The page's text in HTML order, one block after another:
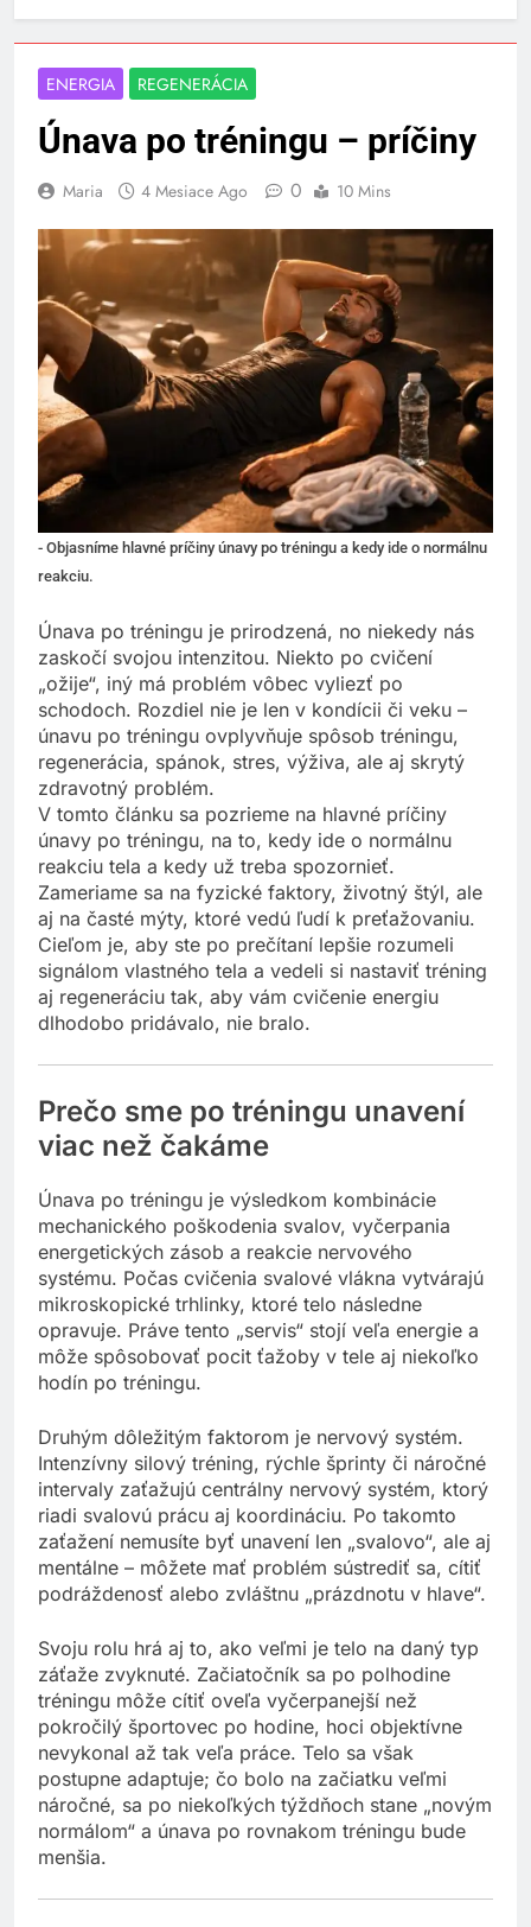
ENERGIA REGENERÁCIA
Únava po tréningu – príčiny
Maria 4 Mesiace Ago 0 10 Mins
- Objasníme hlavné príčiny únavy po tréningu a kedy ide o normálnu
reakciu.
Únava po tréningu je prirodzená, no niekedy nás
zaskočí svojou intenzitou. Niekto po cvičení
„ožije“, iný má problém vôbec vyliezť po
schodoch. Rozdiel nie je len v kondícii či veku –
únavu po tréningu ovplyvňuje spôsob tréningu,
regenerácia, spánok, stres, výživa, ale aj skrytý
zdravotný problém.
V tomto článku sa pozrieme na hlavné príčiny
únavy po tréningu, na to, kedy ide o normálnu
reakciu tela a kedy už treba spozornieť.
Zameriame sa na fyzické faktory, životný štýl, ale
aj na časté mýty, ktoré vedú ľudí k preťažovaniu.
Cieľom je, aby ste po prečítaní lepšie rozumeli
signálom vlastného tela a vedeli si nastaviť tréning
aj regeneráciu tak, aby vám cvičenie energiu
dlhodobo pridávalo, nie bralo.
Prečo sme po tréningu unavení
viac než čakáme
Únava po tréningu je výsledkom kombinácie
mechanického poškodenia svalov, vyčerpania
energetických zásob a reakcie nervového
systému. Počas cvičenia svalové vlákna vytvárajú
mikroskopické trhlinky, ktoré telo následne
opravuje. Práve tento „servis“ stojí veľa energie a
môže spôsobovať pocit ťažoby v tele aj niekoľko
hodín po tréningu.
Druhým dôležitým faktorom je nervový systém.
Intenzívny silový tréning, rýchle šprinty či náročné
intervaly zaťažujú centrálny nervový systém, ktorý
riadi svalovú prácu aj koordináciu. Po takomto
zaťažení nemusíte byť unavení len „svalovo“, ale aj
mentálne – môžete mať problém sústrediť sa, cítiť
podráždenosť alebo zvláštnu „prázdnotu v hlave“.
Svoju rolu hrá aj to, ako veľmi je telo na daný typ
záťaže zvyknuté. Začiatočník sa po polhodine
tréningu môže cítiť oveľa vyčerpanejší než
pokročilý športovec po hodine, hoci objektívne
nevykonal až tak veľa práce. Telo sa však
postupne adaptuje; čo bolo na začiatku veľmi
náročné, sa po niekoľkých týždňoch stane „novým
normálom“ a únava po rovnakom tréningu bude
menšia.